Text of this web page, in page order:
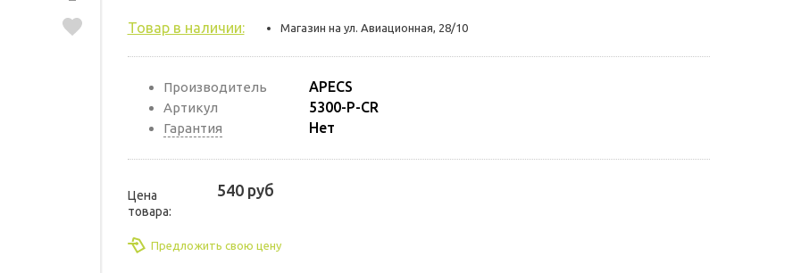
Товар в наличии: Магазин на ул. Авиационная, 28/10
Производитель APECS
Артикул 5300-P-CR
Гарантия Нет
Цена
товара:
540 руб
Предложить свою цену